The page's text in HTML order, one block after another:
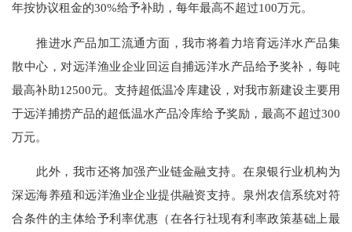
年按协议租金的30%给予补助，每年最高不超过100万元。
推进水产品加工流通方面，我市将着力培育远洋水产品集
散中心，对远洋渔业企业回运自捕远洋水产品给予奖补，每吨
最高补助12500元。支持超低温冷库建设，对我市新建设主要用
于远洋捕捞产品的超低温水产品冷库给予奖励，最高不超过300
万元。
此外，我市还将加强产业链金融支持。在泉银行业机构为
深远海养殖和远洋渔业企业提供融资支持。泉州农信系统对符
合条件的主体给予利率优惠（在各行社现有利率政策基础上最